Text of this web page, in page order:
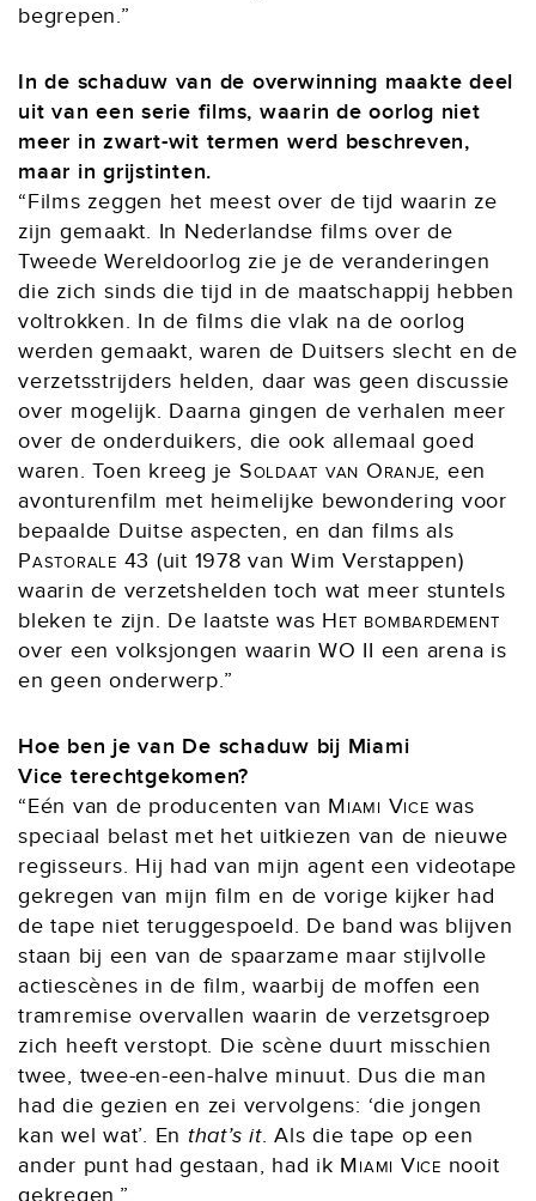
begrepen.”
In de schaduw van de overwinning maakte deel
uit van een serie films, waarin de oorlog niet
meer in zwart-wit termen werd beschreven,
maar in grijstinten.
“Films zeggen het meest over de tijd waarin ze
zijn gemaakt. In Nederlandse films over de
Tweede Wereldoorlog zie je de veranderingen
die zich sinds die tijd in de maatschappij hebben
voltrokken. In de films die vlak na de oorlog
werden gemaakt, waren de Duitsers slecht en de
verzetsstrijders helden, daar was geen discussie
over mogelijk. Daarna gingen de verhalen meer
over de onderduikers, die ook allemaal goed
waren. Toen kreeg je Soldaat van Oranje, een
avonturenfilm met heimelijke bewondering voor
bepaalde Duitse aspecten, en dan films als
Pastorale 43 (uit 1978 van Wim Verstappen)
waarin de verzetshelden toch wat meer stuntels
bleken te zijn. De laatste was Het bombardement
over een volksjongen waarin WO II een arena is
en geen onderwerp.”
Hoe ben je van De schaduw bij Miami
Vice terechtgekomen?
“Eén van de producenten van Miami Vice was
speciaal belast met het uitkiezen van de nieuwe
regisseurs. Hij had van mijn agent een videotape
gekregen van mijn film en de vorige kijker had
de tape niet teruggespoeld. De band was blijven
staan bij een van de spaarzame maar stijlvolle
actiescènes in de film, waarbij de moffen een
tramremise overvallen waarin de verzetsgroep
zich heeft verstopt. Die scène duurt misschien
twee, twee-en-een-halve minuut. Dus die man
had die gezien en zei vervolgens: ‘die jongen
kan wel wat’. En that’s it. Als die tape op een
ander punt had gestaan, had ik Miami Vice nooit
gekregen.”